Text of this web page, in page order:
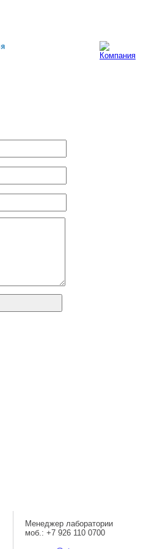
Менеджер лаборатории
моб.: +7 926 110 0700